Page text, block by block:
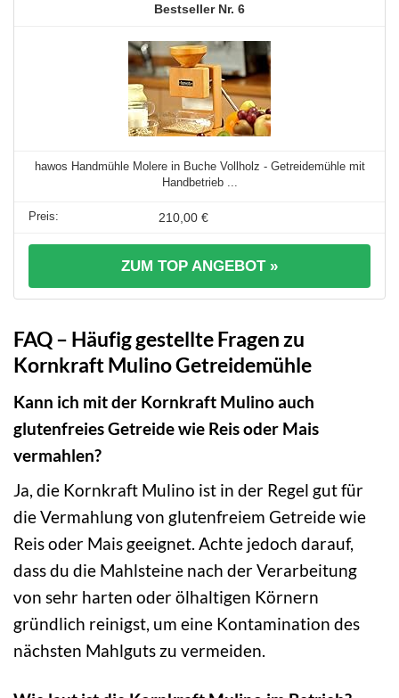
6
hawos Handmühle Molere in Buche Vollholz - Getreidemühle mit
Handbetrieb ...
210,00 €
ZUM TOP ANGEBOT »
FAQ – Häufig gestellte Fragen zu
Kornkraft Mulino Getreidemühle
Kann ich mit der Kornkraft Mulino auch
glutenfreies Getreide wie Reis oder Mais
vermahlen?
Ja, die Kornkraft Mulino ist in der Regel gut für
die Vermahlung von glutenfreiem Getreide wie
Reis oder Mais geeignet. Achte jedoch darauf,
dass du die Mahlsteine nach der Verarbeitung
von sehr harten oder ölhaltigen Körnern
gründlich reinigst, um eine Kontamination des
nächsten Mahlguts zu vermeiden.